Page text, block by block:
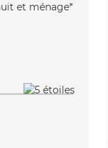
et ménage*